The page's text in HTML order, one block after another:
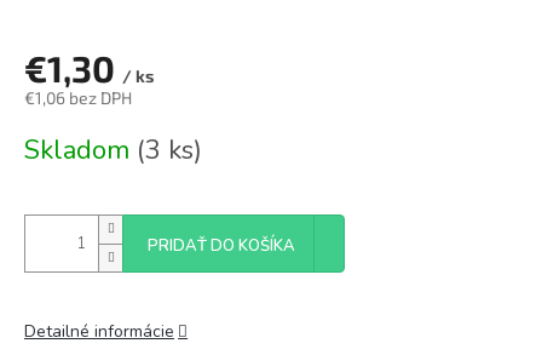
€1,30 / ks
€1,06 bez DPH
cena:
Skladom (3 ks)
PRIDAŤ DO KOŠÍKA
Detailné informácie